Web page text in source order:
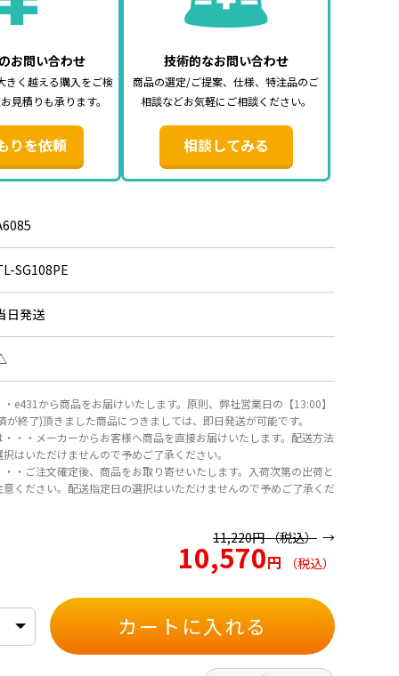
についてのご注意：予めご了承ください。
より、商品改良のため仕様、外観は予告なく変更する場合
移行中は、新・旧異なる仕様の在庫が混在する可能性がご
お問い合わせ
きく越える購入をご検
見積りも承ります。
りを依頼
技術的なお問い合わせ
商品の選定/ご提案、仕様、特注品のご
相談などお気軽にご相談ください。
相談してみる
SG108PE
日発送
e431から商品をお届けいたします。原則、弊社営業日の【13:00】
が終了)頂きました商品につきましては、即日発送が可能です。
・・メーカーからお客様へ商品を直接お届けいたします。配送方法
はいただけませんので予めご了承ください。
・ご注文確定後、商品をお取り寄せいたします。入荷次第の出荷と
ください。配送指定日の選択はいただけませんので予めご了承くだ
11,220円（税込）
10,570円
（税込）
カートに入れる